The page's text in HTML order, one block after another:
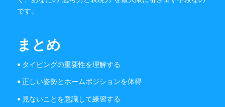
です。
まとめ
• タイピングの重要性を理解する
• 正しい姿勢とホームポジションを体得
• 見ないことを意識して練習する